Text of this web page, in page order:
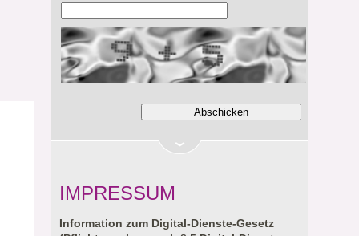
IMPRESSUM
Information zum Digital-Dienste-Gesetz